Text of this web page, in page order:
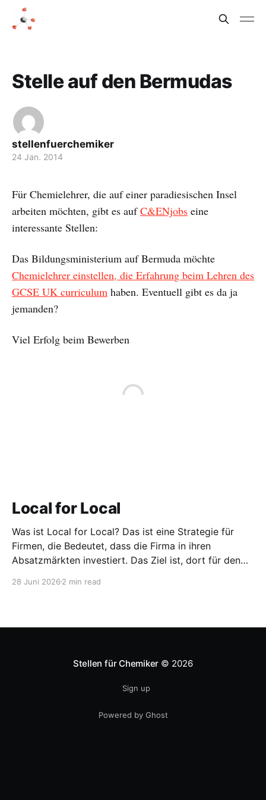
Stelle auf den Bermudas
stellenfuerchemiker
24 Jan. 2014
Für Chemielehrer, die auf einer paradiesischen Insel
arbeiten möchten, gibt es aufC&ENjobs eine
interessante Stellen:
Das Bildungsministerium auf Bermuda möchte
Chemielehrer einstellen, die Erfahrung beim Lehren des
GCSE UK curriculum haben. Eventuell gibt es da ja
jemanden?
Viel Erfolg beim Bewerben
Local for Local
Was ist Local for Local? Das ist eine Strategie für
Firmen, die Bedeutet, dass die Firma in ihren
Absatzmärkten investiert. Das Ziel ist, dort für den
entwickeln. Diese Strategie ist von Toyota bekannt,
28 Juni 2026 2 min read
Stellen für Chemiker © 2026
Sign up
Powered by Ghost